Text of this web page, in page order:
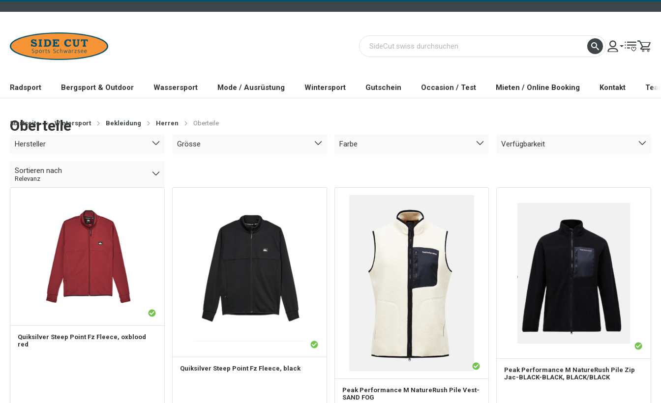
Radsport Bergsport & Outdoor Wassersport Mode / Ausrüstung Wintersport Gutschein Occasion / Test Mieten / Online Booking Kontakt
Startseite Wintersport Bekleidung Herren Oberteile
Oberteile
Hersteller Grösse Farbe Verfügbarkeit
Sortieren nach
Relevanz
Quiksilver Steep Point Fz Fleece, oxblood
red
Quiksilver Steep Point Fz Fleece, black
Peak Performance M NatureRush Pile Vest-
SAND FOG
Peak Performance M NatureRush Pile Zip
Jac-BLACK-BLACK, BLACK/BLACK